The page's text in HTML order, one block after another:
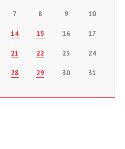
7 8 9 10
14 15 16 17
21 22 23 24
28 29 30 31